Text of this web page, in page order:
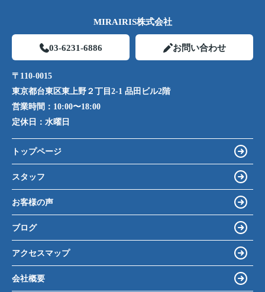
MIRAIRIS株式会社
03-6231-6886 お問い合わせ
〒110-0015
東京都台東区東上野２丁目2-1 品田ビル2階
営業時間： 10:00〜18:00
定休日： 水曜日
トップページ
スタッフ
お客様の声
ブログ
アクセスマップ
会社概要